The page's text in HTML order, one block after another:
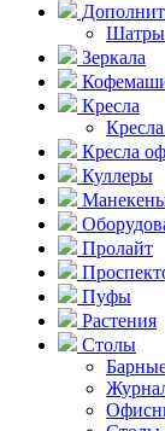
Шатры
Зеркала
Кресла
Кресла
Куллеры
Пролайт
Пуфы
Растения
Столы